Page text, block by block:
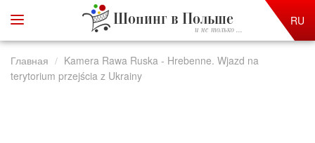
Шопинг в Польше
и не только ...
RU
Главная
Kamera Rawa Ruska - Hrebenne. Wjazd na
terytorium przejścia z Ukrainy